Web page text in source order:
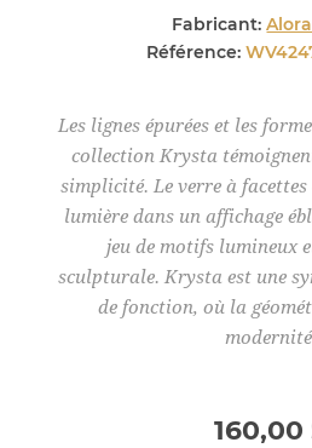
Fabricant:
Référence:
Les lignes épurées et les
collection Krysta
simplicité. Le verre à
lumière dans un affichage
jeu de motifs lumineux
sculpturale. Krysta est une
de fonction, où la
160,00